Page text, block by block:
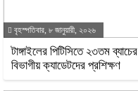
বৃহস্পতিবার, ৮ জানুয়ারী, ২০২৬
টাঙ্গাইলের পিটিসিতে ২৩তম ব্যাচের
বিভাগীয় ক্যাডেটদের প্রশিক্ষণ